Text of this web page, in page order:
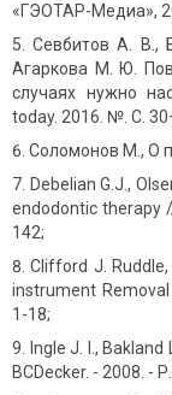
«ГЭОТАР-Медиа»,
Севбитов А. В.,
Агаркова М. Ю.
случаях нужно
today. 2016. №. С.
Соломонов М., О
Debelian G.J.,
endodontic therapy
142;
Clifford J. Ruddle,
instrument
1-18;
Ingle J. I.,
BCDecker. - 2008. -